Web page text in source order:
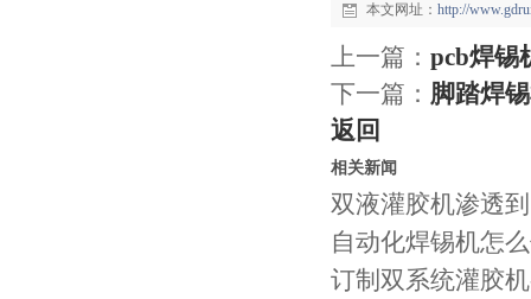
本文网址： http://
上一篇： pcb焊锡
下一篇： 脚踏焊
返回
相关新闻
双液灌胶机渗透
自动化焊锡机怎
订制双系统灌胶